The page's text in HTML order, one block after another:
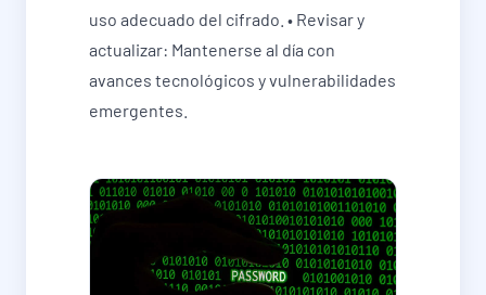
uso adecuado del cifrado. • Revisar y
actualizar: Mantenerse al día con
avances tecnológicos y vulnerabilidades
emergentes.